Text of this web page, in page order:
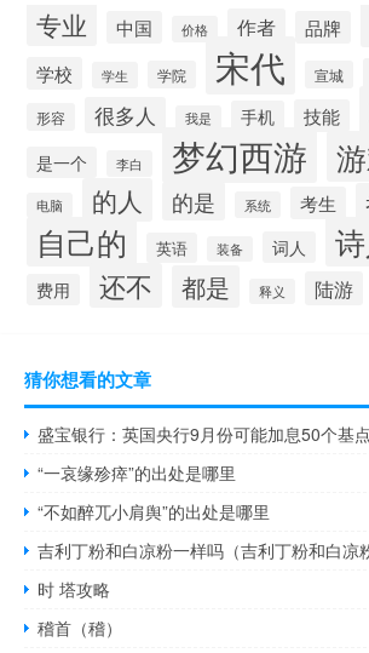
专业 中国 价格 作者 品牌
学校 学生 学院 宋代 宣城
形容 很多人 我是 手机 技能
是一个
李白 梦幻西游
电脑 的人 的是 系统 考生
自己的 英语 装备 词人
费用 还不 都是 释义 陆游
猜你想看的文章
盛宝银行：英国央行9月份可能加息50个基点
“一哀缘殄瘁”的出处是哪里
“不如醉兀小肩舆”的出处是哪里
吉利丁粉和白凉粉一样吗（吉利丁粉和白凉
时 塔攻略
稽首（稽）